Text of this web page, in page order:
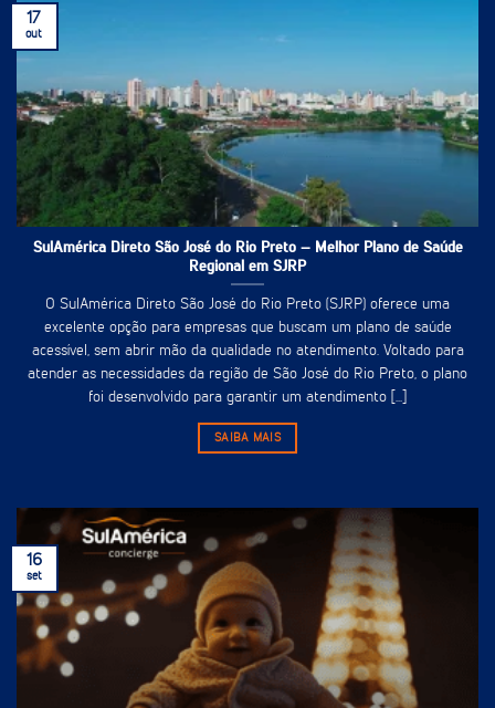
SulAmérica Direto São José do Rio Preto – Melhor Plano de Saúde
Regional em SJRP
O SulAmérica Direto São José do Rio Preto (SJRP) oferece uma
excelente opção para empresas que buscam um plano de saúde
acessível, sem abrir mão da qualidade no atendimento. Voltado para
atender as necessidades da região de São José do Rio Preto, o plano
foi desenvolvido para garantir um atendimento [...]
SAIBA MAIS
17
out
16
set